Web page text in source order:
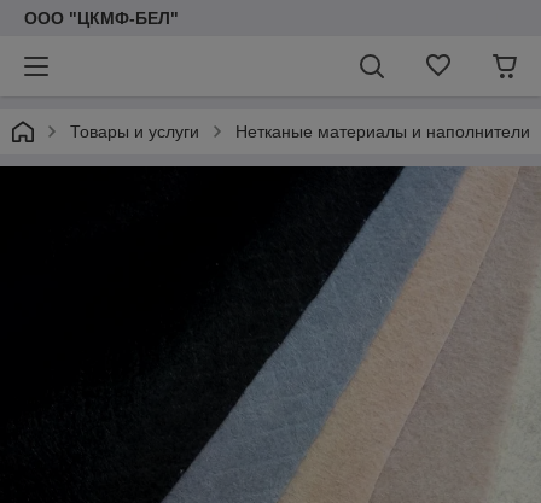
ООО "ЦКМФ-БЕЛ"
Товары и услуги Нетканые материалы и наполнители